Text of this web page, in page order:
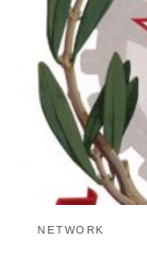
NETWORK